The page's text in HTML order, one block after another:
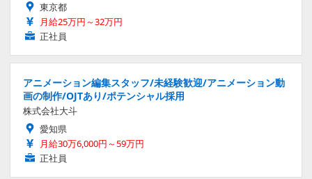
東京都
月給25万円～32万円
正社員
アニメーション編集スタッフ/未経験歓迎/アニメーション動
画の制作/OJTあり/ポテンシャル採用
株式会社大斗
愛知県
月給30万6,000円～59万円
正社員